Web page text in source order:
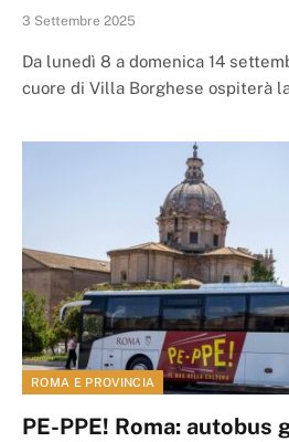
3 Settembre 2025
Da lunedì 8 a domenica 14
cuore di Villa Borghese ospiterà
ROMA E PROVINCIA
PE-PPE! Roma: